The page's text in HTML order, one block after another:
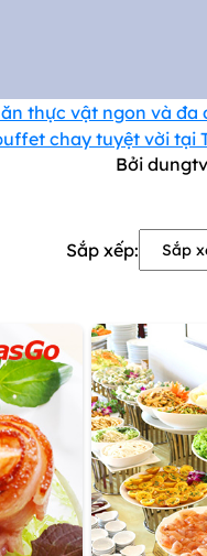
thực vật ngon và đa
chay tuyệt vời tại
Bởi dungtv
Sắp xếp: